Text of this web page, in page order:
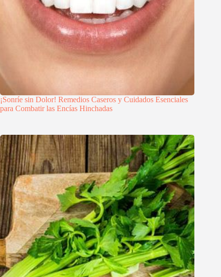
¡Sonríe sin Dolor! Remedios Caseros y Cuidados Esenciales
para Combatir las Encías Hinchadas